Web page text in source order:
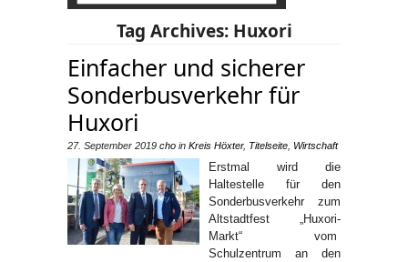
Tag Archives: Huxori
Einfacher und sicherer
Sonderbusverkehr für
Huxori
27. September 2019 cho in Kreis Höxter, Titelseite Wirtschaft
Erstmal wird die
Haltestelle für den
Sonderbusverkehr zum
Altstadtfest „Huxori-
Markt“ vom
Schulzentrum an den